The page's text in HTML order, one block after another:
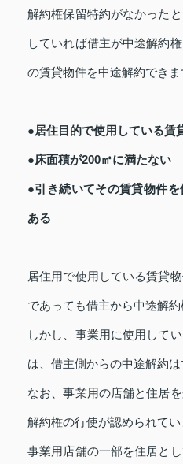
解約権保留特約がなかった
していれば借主が中途解約
の賃貸物件を中途解約できま
●居住目的で使用している賃
●床面積が200㎡に満たない
●引き続いてその賃貸物件
ある
居住用で使用している賃貸
であっても借主から中途解約
しかし、事業用に使用して
は、借主側からの中途解約は
なお、事業用の店舗と住居
解約権の行使が認められてい
事業用店舗の一部を住居と